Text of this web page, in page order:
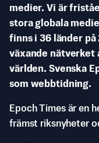
medier. Vi är
stora globala
finns i 36 länder på
växande nätverket
världen. Svenska
som webbtidning.
Epoch Times är en
främst riksnyheter